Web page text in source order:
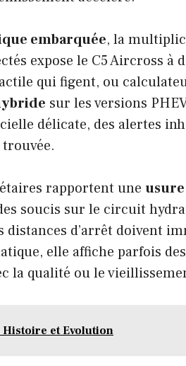
embarquée, la
expose le C5 Aircross à
qui figent, ou
sur les versions
délicate, des alertes
rapportent une
soucis sur le circuit
distances d’arrêt doivent
elle affiche parfois
la qualité ou le
Histoire et Evolution